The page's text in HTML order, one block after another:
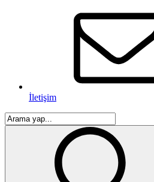
İletişim